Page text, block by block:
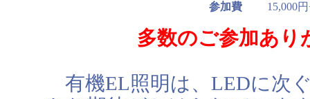
参加費
15,000
多数のご参加あり
有機EL照明は、LEDに次